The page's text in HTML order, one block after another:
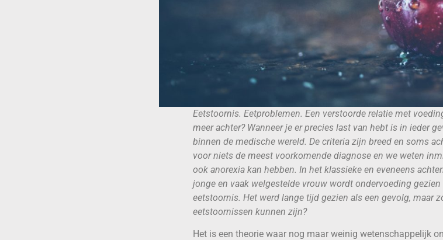
Eetstoornis. Eetproblemen. Een verstoorde relatie met
meer achter? Wanneer je er precies last van hebt is in ieder
binnen de medische wereld. De criteria zijn breed en soms
voor niets de meest voorkomende diagnose en we weten
ook anorexia kan hebben. In het klassieke en eveneens
jonge en vaak welgestelde vrouw wordt ondervoeding
eetstoornis. Het werd lange tijd gezien als een gevolg, maar
eetstoornissen kunnen zijn?
Het is een theorie waar nog maar weinig wetenschappelijk